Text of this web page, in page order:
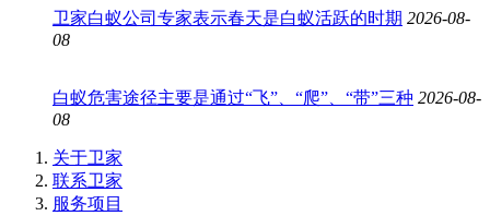
卫家白蚁公司专家表示春天是白蚁活跃的时期 2026-08-
08
白蚁危害途径主要是通过“飞”、“爬”、“带”三种 2026-08-
08
关于卫家
联系卫家
服务项目